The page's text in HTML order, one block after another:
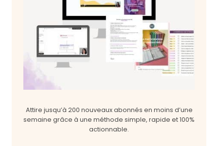
Attire jusqu’à 200 nouveaux abonnés en moins d’une
semaine grâce à une méthode simple, rapide et 100%
actionnable.